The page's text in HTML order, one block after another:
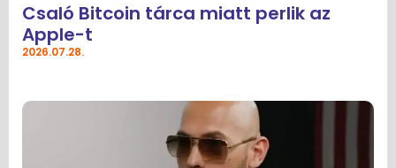
Csaló Bitcoin tárca miatt perlik az
Apple-t
2026.07.28.